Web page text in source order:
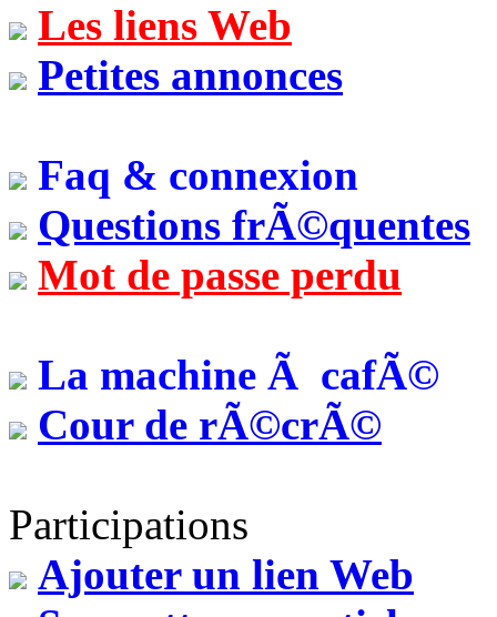
Les liens Web
Petites annonces
Faq & connexion
Questions frÃ©quentes
Mot de passe perdu
La machine Ã cafÃ©
Cour de rÃ©crÃ©
Participations
Ajouter un lien Web